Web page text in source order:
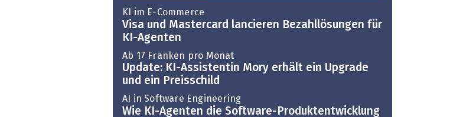
KI im E-Commerce
Visa und Mastercard lancieren Bezahllösungen für
KI-Agenten
Ab 17 Franken pro Monat
Update: KI-Assistentin Mory erhält ein Upgrade
und ein Preisschild
AI in Software Engineering
Wie KI-Agenten die Software-Produktentwicklung